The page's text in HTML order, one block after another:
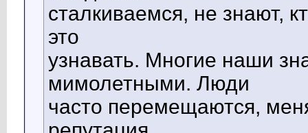
сталкиваемся, не знают,
это
узнавать. Многие наши
мимолетными. Люди
часто перемещаются,